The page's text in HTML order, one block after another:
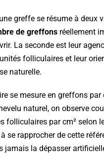
greffe se résume à deux
de greffons réellement
La seconde est leur
folliculaires et leur
naturelle.
se mesure en greffons par
naturel, on observe
folliculaires par cm² selon
se rapprocher de cette
jamais la dépasser